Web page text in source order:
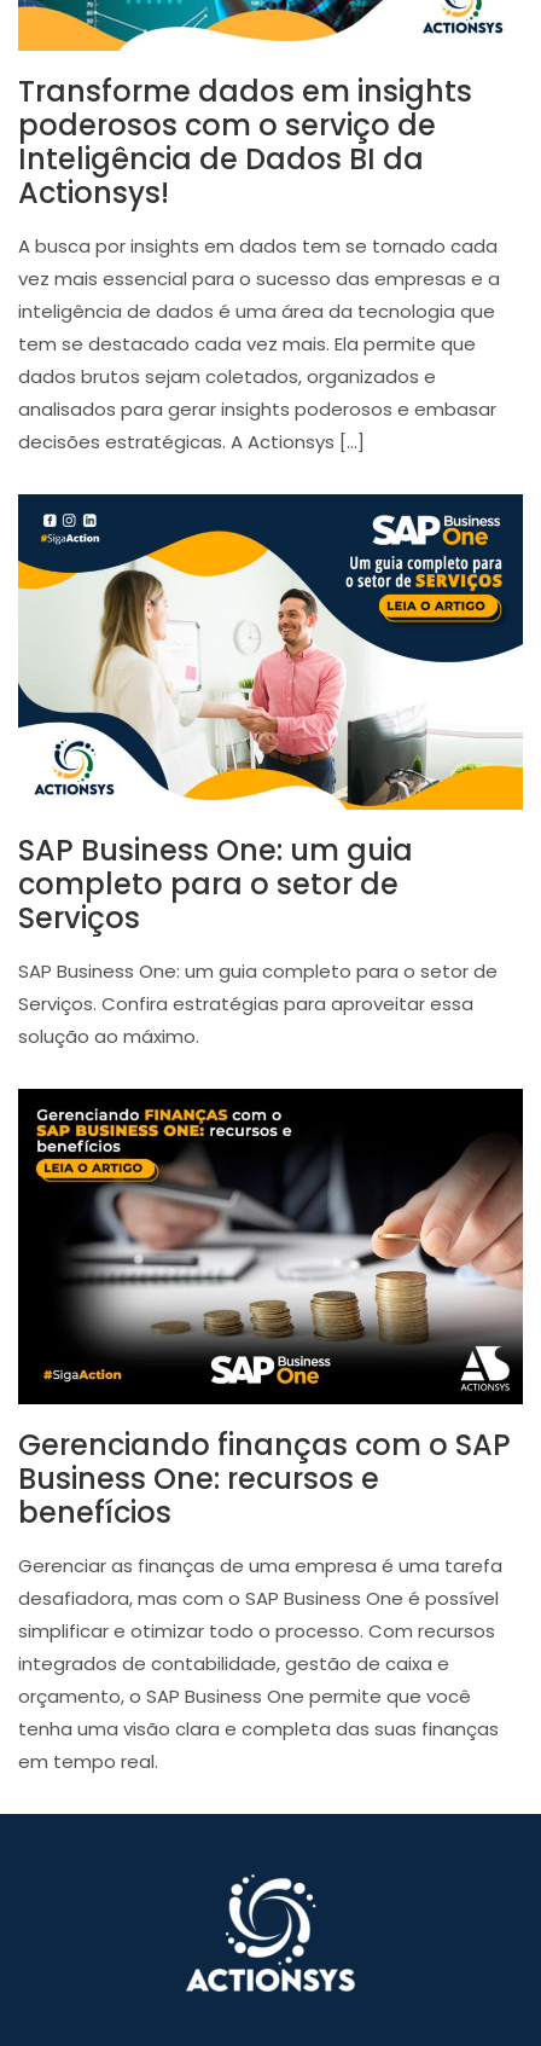
Transforme dados em insights
poderosos com o serviço de
Inteligência de Dados BI da
Actionsys!
A busca por insights em dados tem se tornado cada
vez mais essencial para o sucesso das empresas e a
inteligência de dados é uma área da tecnologia que
tem se destacado cada vez mais. Ela permite que
dados brutos sejam coletados, organizados e
analisados ​​para gerar insights poderosos e embasar
decisões estratégicas. A Actionsys […]
SAP Business One: um guia
completo para o setor de
Serviços
SAP Business One: um guia completo para o setor de
Serviços. Confira estratégias para aproveitar essa
solução ao máximo.
Gerenciando finanças com o SAP
Business One: recursos e
benefícios
Gerenciar as finanças de uma empresa é uma tarefa
desafiadora, mas com o SAP Business One é possível
simplificar e otimizar todo o processo. Com recursos
integrados de contabilidade, gestão de caixa e
orçamento, o SAP Business One permite que você
tenha uma visão clara e completa das suas finanças
em tempo real.